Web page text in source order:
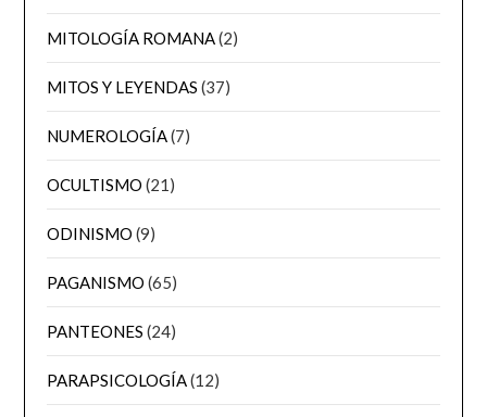
MITOLOGÍA ROMANA(2)
MITOS Y LEYENDAS (37)
NUMEROLOGÍA(7)
OCULTISMO (21)
ODINISMO (9)
PAGANISMO (65)
PANTEONES (24)
PARAPSICOLOGÍA(12)